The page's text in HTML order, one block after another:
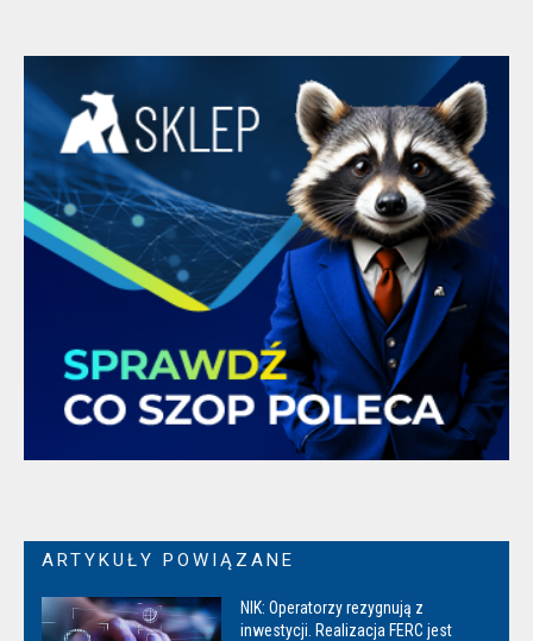
ARTYKUŁY POWIĄZANE
NIK: Operatorzy rezygnują z
inwestycji. Realizacja FERC jest